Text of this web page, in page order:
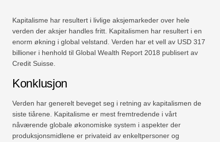
Kapitalisme har resultert i livlige aksjemarkeder over hele
verden der aksjer handles fritt. Kapitalismen har resultert i en
enorm økning i global velstand. Verden har et vell av USD 317
billioner i henhold til Global Wealth Report 2018 publisert av
Credit Suisse.
Konklusjon
Verden har generelt beveget seg i retning av kapitalismen de
siste tiårene. Kapitalisme er mest fremtredende i vårt
nåværende globale økonomiske system i aspekter der
produksjonsmidlene er privateid av enkeltpersoner og